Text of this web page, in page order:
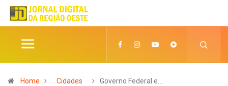
Home Cidades Governo Federal e…